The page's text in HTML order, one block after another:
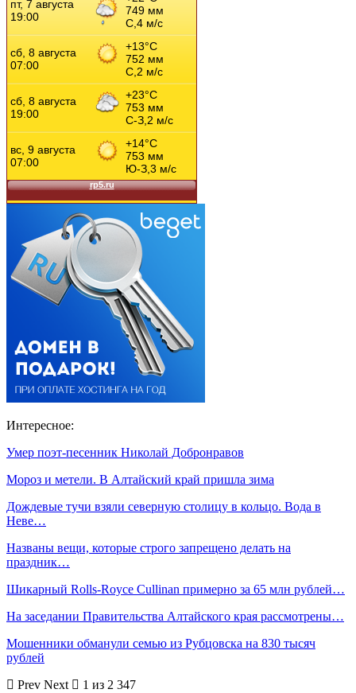
Интересное:
Умер поэт-песенник Николай Добронравов
Мороз и метели. В Алтайский край пришла зима
Дождевые тучи взяли северную столицу в кольцо. Вода в
Неве…
Названы вещи, которые строго запрещено делать на
праздник…
Шикарный Rolls-Royce Cullinan примерно за 65 млн рублей…
На заседании Правительства Алтайского края рассмотрены…
Мошенники обманули семью из Рубцовска на 830 тысяч
рублей
Prev Next
1 из 2 347